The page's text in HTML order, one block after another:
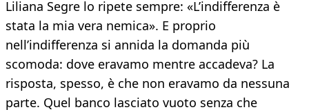
Liliana Segre lo ripete sempre: «L’indifferenza è
stata la mia vera nemica». E proprio
nell’indifferenza si annida la domanda più
scomoda: dove eravamo mentre accadeva? La
risposta, spesso, è che non eravamo da nessuna
parte. Quel banco lasciato vuoto senza che